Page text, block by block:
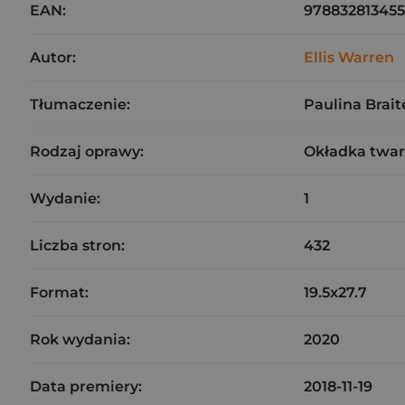
EAN:
Autor: Ellis Warren
Tłumaczenie: Paulina
Rodzaj oprawy: Okładka
Wydanie: 1
Liczba stron: 432
Format: 19.5x27.7
Rok wydania: 2020
Data premiery: 2018-11-19